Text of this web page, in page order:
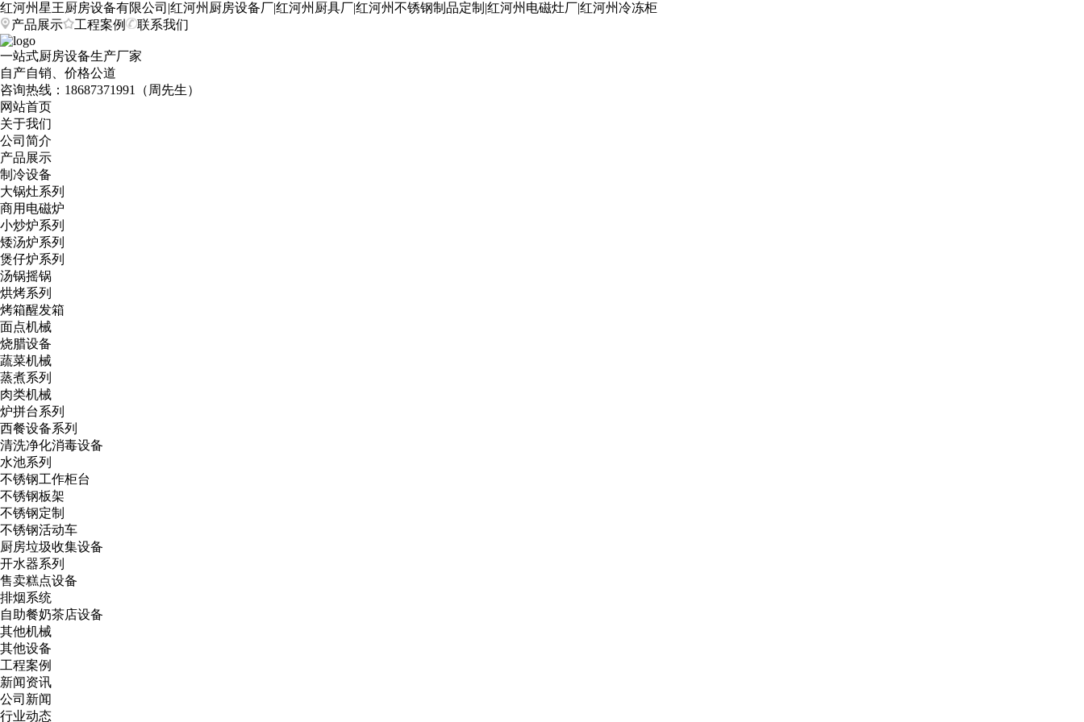
红河州星王厨房设备有限公司|红河州厨房设备厂|红河州厨具厂|红河州不锈钢制品定制|红河州电磁灶厂|红河州冷冻柜
产品展示
工程案例 联系我们
一站式厨房设备生产厂家
自产自销、价格公道
咨询热线： 18687371991（周先生）
网站首页
关于我们
公司简介
产品展示
制冷设备
大锅灶系列
商用电磁炉
小炒炉系列
矮汤炉系列
煲仔炉系列
汤锅摇锅
烘烤系列
烤箱醒发箱
面点机械
烧腊设备
蔬菜机械
蒸煮系列
肉类机械
炉拼台系列
西餐设备系列
清洗净化消毒设备
水池系列
不锈钢工作柜台
不锈钢板架
不锈钢定制
不锈钢活动车
厨房垃圾收集设备
开水器系列
售卖糕点设备
排烟系统
自助餐奶茶店设备
其他机械
其他设备
工程案例
新闻资讯
公司新闻
行业动态